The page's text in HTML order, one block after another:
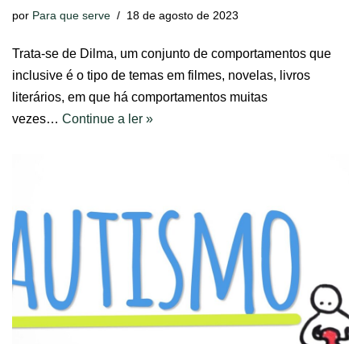
por Para que serve 18 de agosto de 2023
Trata-se de Dilma, um conjunto de comportamentos que
inclusive é o tipo de temas em filmes, novelas, livros
literários, em que há comportamentos muitas
vezes… Continue a ler »